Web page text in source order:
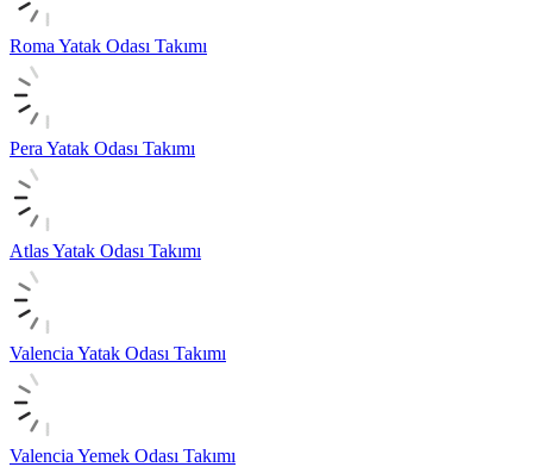
Roma Yatak Odası Takımı
Pera Yatak Odası Takımı
Atlas Yatak Odası Takımı
Valencia Yatak Odası Takımı
Valencia Yemek Odası Takımı